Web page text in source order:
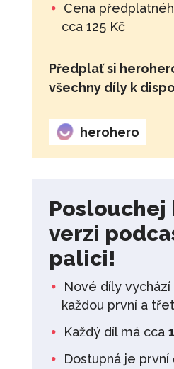
Cena
cca 125 Kč
Předplať si
všechny díly k
herohero
Poslouchej
verzi
palici!
Nové díly vychází
každou první a
Každý díl má cca
Dostupná je